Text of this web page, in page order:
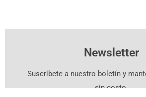
Newsletter
Suscríbete a nuestro boletín y
sin costo.